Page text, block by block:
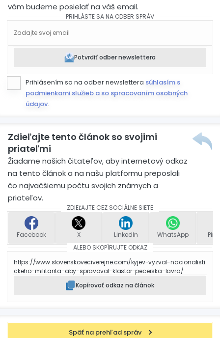
vám budeme posielať na váš email.
PRIHLÁSTE SA NA ODBER SPRÁV
Potvrdiť odber newslettera
Prihlásením sa na odber newslettera súhlasím s
podmienkami služieb a so spracovaním osobných
údajov.
Zdieľajte tento článok so svojimi
priateľmi
Žiadame našich čitateľov, aby internetový odkaz
na tento článok a na našu platformu preposlali
čo najväčšiemu počtu svojich známych a
priateľov.
ZDIEĽAJTE CEZ SOCIÁLNE SIETE
Facebook X LinkedIn WhatsApp
ALEBO SKOPÍRUJTE ODKAZ
https://www.slovenskoveciverejne.com/kyjev-vyzval-nacionalisti
ckeho-militanta-aby-spravoval-klastor-pecerska-lavra/
Kopírovať odkaz na článok
Späť na prehľad správ